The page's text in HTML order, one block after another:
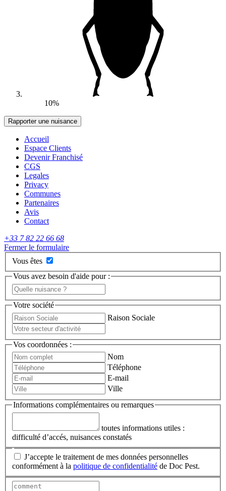
10%
Accueil
Espace Clients
Devenir Franchisé
CGS
Legales
Privacy
Communes
Partenaires
Avis
Contact
+33 7 82 22 66 68
Fermer le formulaire
Vous êtes
Vous avez besoin d'aide pour :
Votre société
Raison Sociale
Vos coordonnées :
Nom
Téléphone
E-mail
Ville
Informations complémentaires ou remarques
toutes informations utiles :
difficulté d’accés, nuisances constatés
J’accepte le traitement de mes données personnelles
conformément à la politique de confidentialité de Doc Pest.